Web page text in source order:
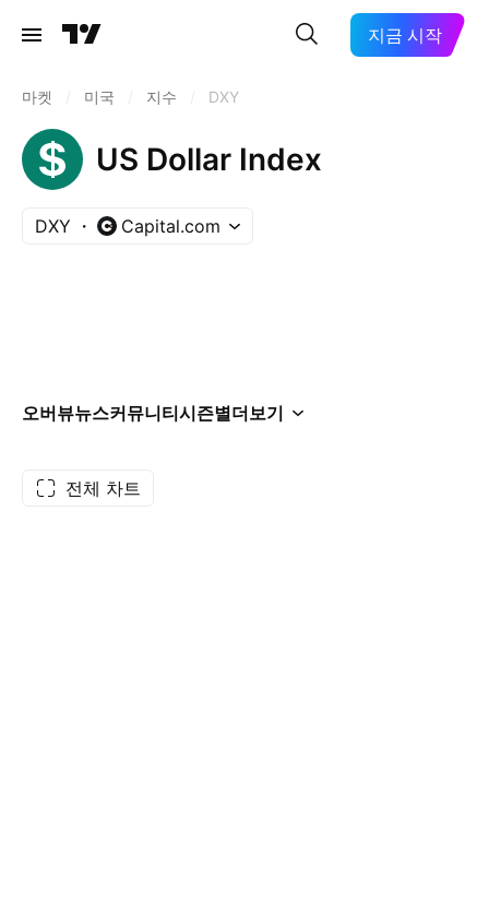
지금 시작
마켓 미국 지수 DXY
US Dollar Index
DXY Capital.com
오버뷰뉴스커뮤니티시즌별더보기
전체 차트